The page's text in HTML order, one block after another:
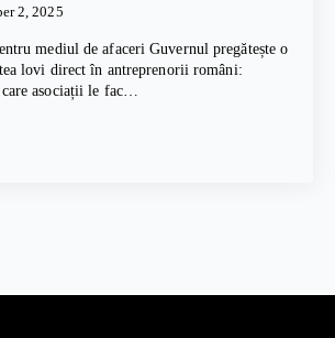
2, 2025
mediul de afaceri Guvernul pregătește o
lovi direct în antreprenorii români:
asociații le fac…